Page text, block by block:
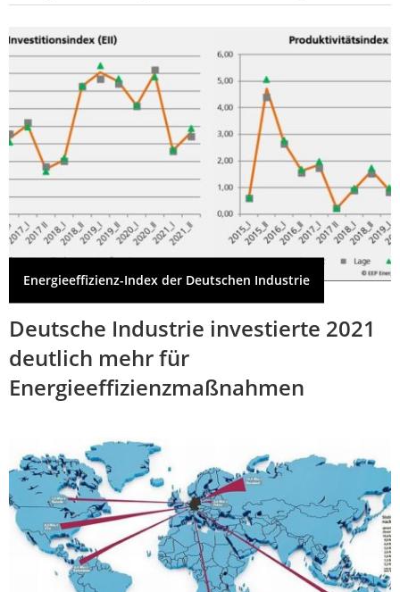
Energieeffizienz-Index der Deutschen Industrie
Deutsche Industrie investierte 2021
deutlich mehr für
Energieeffizienzmaßnahmen